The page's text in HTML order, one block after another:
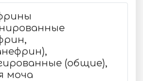
(общие),
моча